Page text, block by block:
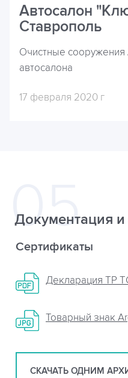
Автосалон
Ставрополь
Очистные сооружения
автосалона
17 февраля 2020 г
Документация и
Сертификаты
Декларация ТР
Товарный знак
СКАЧАТЬ ОДНИМ